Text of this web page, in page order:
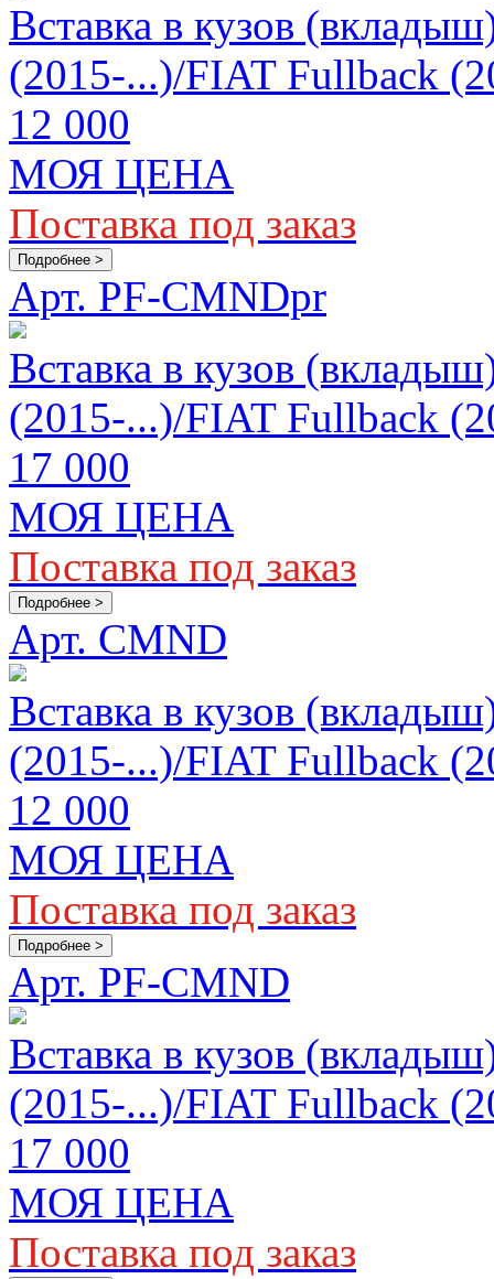
Вставка в кузов
(2015-...)/FIAT Fullback
12 000
МОЯ ЦЕНА
Поставка под заказ
Подробнее >
Арт. PF-CMNDpr
Вставка в кузов
(2015-...)/FIAT Fullback
17 000
МОЯ ЦЕНА
Поставка под заказ
Подробнее >
Арт. CMND
Вставка в кузов
(2015-...)/FIAT Fullback
12 000
МОЯ ЦЕНА
Поставка под заказ
Подробнее >
Арт. PF-CMND
Вставка в кузов
(2015-...)/FIAT Fullback
17 000
МОЯ ЦЕНА
Поставка под заказ